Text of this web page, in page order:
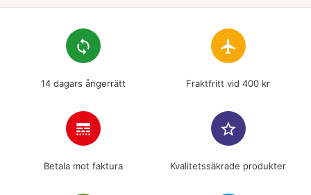
loop
14 dagars ångerrätt
flight
Fraktfritt vid 400 kr
line_style
Betala mot faktura
star_border
Kvalitetssäkrade produkter